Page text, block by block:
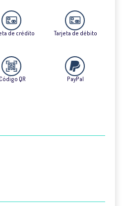
de crédito Tarjeta de débito
Código QR PayPal